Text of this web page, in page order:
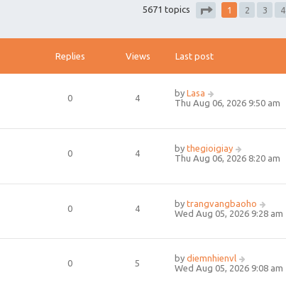
5671 topics
1 2 3 4
Replies Views Last post
0 4 by Lasa
Thu Aug 06, 2026 9:50 am
0 4 by thegioigiay
Thu Aug 06, 2026 8:20 am
0 4 by trangvangbaoho
Wed Aug 05, 2026 9:28 am
0 5 by diemnhienvl
Wed Aug 05, 2026 9:08 am